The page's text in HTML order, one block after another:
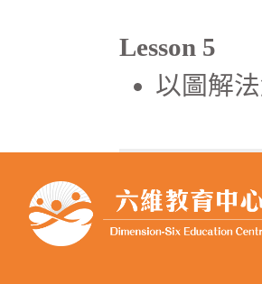
Lesson 5
以圖解